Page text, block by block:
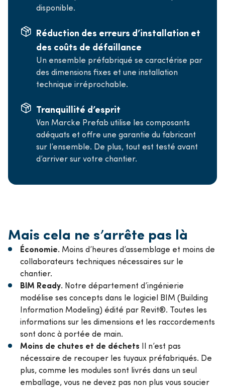
disponible.
Réduction des erreurs d’installation et
des coûts de défaillance
Un ensemble préfabriqué se caractérise par
des dimensions fixes et une installation
technique irréprochable.
Tranquillité d’esprit
Van Marcke Prefab utilise les composants
adéquats et offre une garantie du fabricant
sur l’ensemble. De plus, tout est testé avant
d’arriver sur votre chantier.
Mais cela ne s’arrête pas là
Économie. Moins d’heures d’assemblage et moins de
collaborateurs techniques nécessaires sur le
chantier.
BIM Ready. Notre département d’ingénierie
modélise ses concepts dans le logiciel BIM (Building
Information Modeling) édité par Revit®. Toutes les
informations sur les dimensions et les raccordements
sont donc à portée de main.
Moins de chutes et de déchets Il n’est pas
nécessaire de recouper les tuyaux préfabriqués. De
plus, comme les modules sont livrés dans un seul
emballage, vous ne devez pas non plus vous soucier